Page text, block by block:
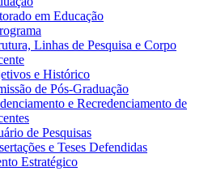
em Educação
Linhas de Pesquisa e Corpo
e Histórico
de Pós-Graduação
e Recredenciamento de
de Pesquisas
e Teses Defendidas
Estratégico